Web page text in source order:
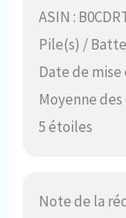
ASIN :
Pile(s) /
Date de mise
Moyenne
5 étoiles
Note de la